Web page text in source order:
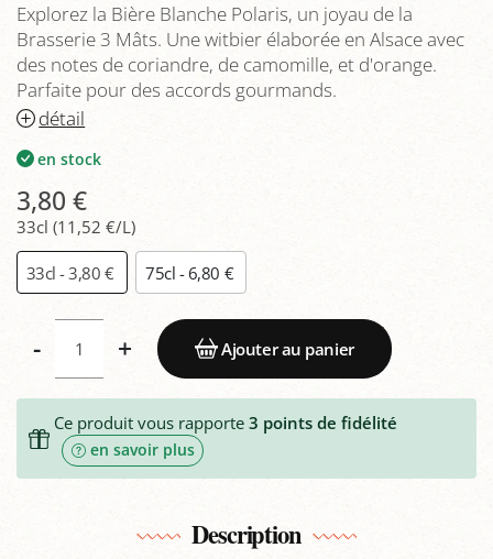
Explorez la Bière Blanche Polaris, un joyau de la
Brasserie 3 Mâts. Une witbier élaborée en Alsace avec
des notes de coriandre, de camomille, et d'orange.
Parfaite pour des accords gourmands.
détail
en stock
3,80 €
33cl (11,52 €/L)
33cl - 3,80 € 75cl - 6,80 €
- + Ajouter au panier
Ce produit vous rapporte 3 points de fidélité
en savoir plus
Description